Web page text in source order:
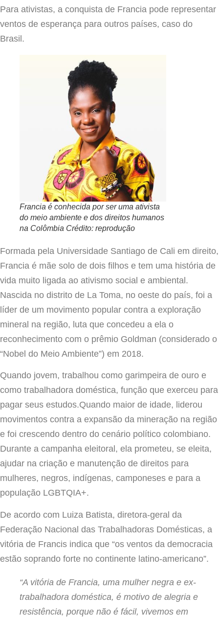
Para ativistas, a conquista de Francia pode representar
ventos de esperança para outros países, caso do
Brasil.
Francia é conhecida por ser uma ativista
do meio ambiente e dos direitos humanos
na Colômbia Crédito: reprodução
Formada pela Universidade Santiago de Cali em direito,
Francia é mãe solo de dois filhos e tem uma história de
vida muito ligada ao ativismo social e ambiental.
Nascida no distrito de La Toma, no oeste do país, foi a
líder de um movimento popular contra a exploração
mineral na região, luta que concedeu a ela o
reconhecimento com o prêmio Goldman (considerado o
“Nobel do Meio Ambiente”) em 2018.
Quando jovem, trabalhou como garimpeira de ouro e
como trabalhadora doméstica, função que exerceu para
pagar seus estudos.Quando maior de idade, liderou
movimentos contra a expansão da mineração na região
e foi crescendo dentro do cenário político colombiano.
Durante a campanha eleitoral, ela prometeu, se eleita,
ajudar na criação e manutenção de direitos para
mulheres, negros, indígenas, camponeses e para a
população LGBTQIA+.
De acordo com Luiza Batista, diretora-geral da
Federação Nacional das Trabalhadoras Domésticas, a
vitória de Francis indica que “os ventos da democracia
estão soprando forte no continente latino-americano”.
“A vitória de Francia, uma mulher negra e ex-
trabalhadora doméstica, é motivo de alegria e
resistência, porque não é fácil, vivemos em